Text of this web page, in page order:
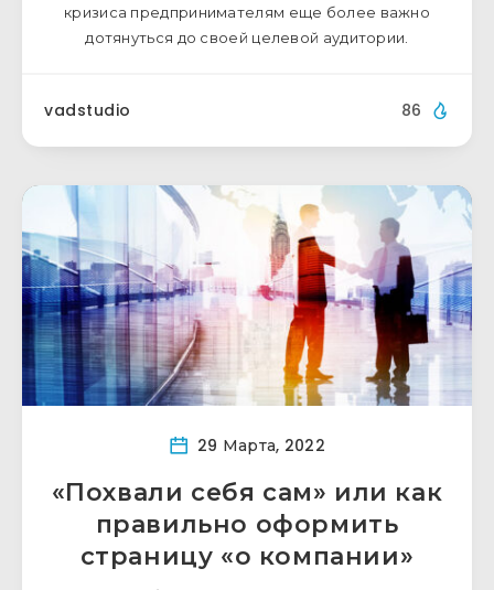
кризиса предпринимателям еще более важно
дотянуться до своей целевой аудитории.
vadstudio 86
29 Марта, 2022
«Похвали себя сам» или как
правильно оформить
страницу «о компании»